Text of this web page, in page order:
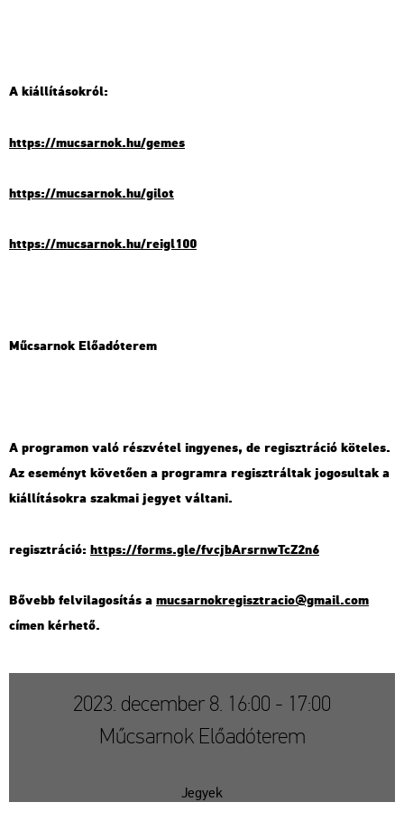
A ki­ál­lí­tá­sok­ról:
https://​mu­csar­nok.​hu/​gemes
https://​mu­csar­nok.​hu/​gilot
https://​mu­csar­nok.​hu/​re­igl100
Mű­csar­nok Elő­adó­te­rem
A prog­ra­mon való rész­vé­tel in­gye­nes, de re­giszt­rá­ció kö­te­les.
Az ese­ményt kö­ve­tő­en a prog­ram­ra re­giszt­rál­tak jo­go­sul­tak a
ki­ál­lí­tá­sok­ra szak­mai je­gyet vál­ta­ni.
re­giszt­rá­ció: https://​forms.​gle/​fvc​jbAr​srnw​TcZ2​n6
Bő­vebb fel­vi­la­go­sí­tás a mu­csar­nok­re­giszt­ra­cio@​gmail.​com
címen kér­he­tő.
2023. december 8. 16:00 - 17:00
Műcsarnok Előadóterem
Jegyek